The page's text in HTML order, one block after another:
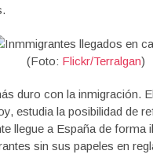
(Foto: Flickr/Terralgan)
duro con la inmigración.
estudia la posibilidad de
llegue a España de forma
sin sus papeles en